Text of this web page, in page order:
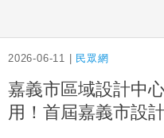
2026-06-11 | 民眾網
嘉義市區域設計中
用！首屆嘉義市設